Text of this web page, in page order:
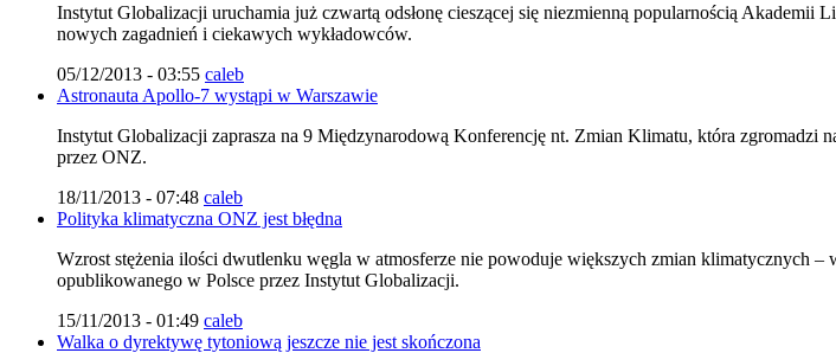
Instytut Globalizacji uruchamia już czwartą odsłonę cieszącej się niezmienną popularnością
nowych zagadnień i ciekawych wykładowców.
05/12/2013 - 03:55 caleb
Astronauta Apollo-7 wystąpi w Warszawie
Instytut Globalizacji zaprasza na 9 Międzynarodową Konferencję nt. Zmian Klimatu, która
przez ONZ.
18/11/2013 - 07:48 caleb
Polityka klimatyczna ONZ jest błędna
Wzrost stężenia ilości dwutlenku węgla w atmosferze nie powoduje większych zmian klimatycznych
opublikowanego w Polsce przez Instytut Globalizacji.
15/11/2013 - 01:49 caleb
Walka o dyrektywę tytoniową jeszcze nie jest skończona